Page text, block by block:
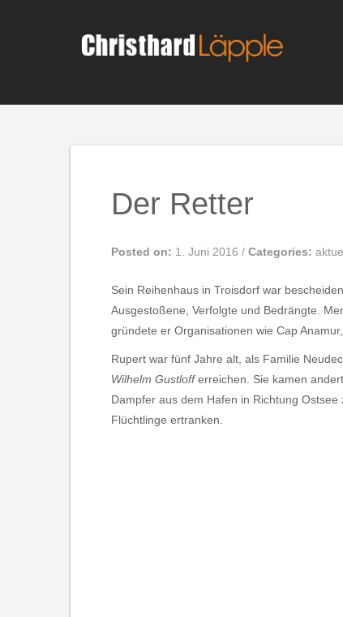
Der Retter
Posted on: 1. Juni 2016 / Categories:
Sein Reihenhaus in Troisdorf war
Ausgestoßene, Verfolgte und Bedrängte.
gründete er Organisationen wie Cap
Rupert war fünf Jahre alt, als Familie
Wilhelm Gustlofferreichen. Sie kamen
Dampfer aus dem Hafen in Richtung
Flüchtlinge ertranken.